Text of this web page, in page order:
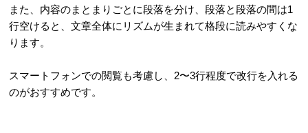
また、内容のまとまりごとに段落を分け、段落と段落の間は1
行空けると、文章全体にリズムが生まれて格段に読みやすくな
ります。
スマートフォンでの閲覧も考慮し、2〜3行程度で改行を入れる
のがおすすめです。